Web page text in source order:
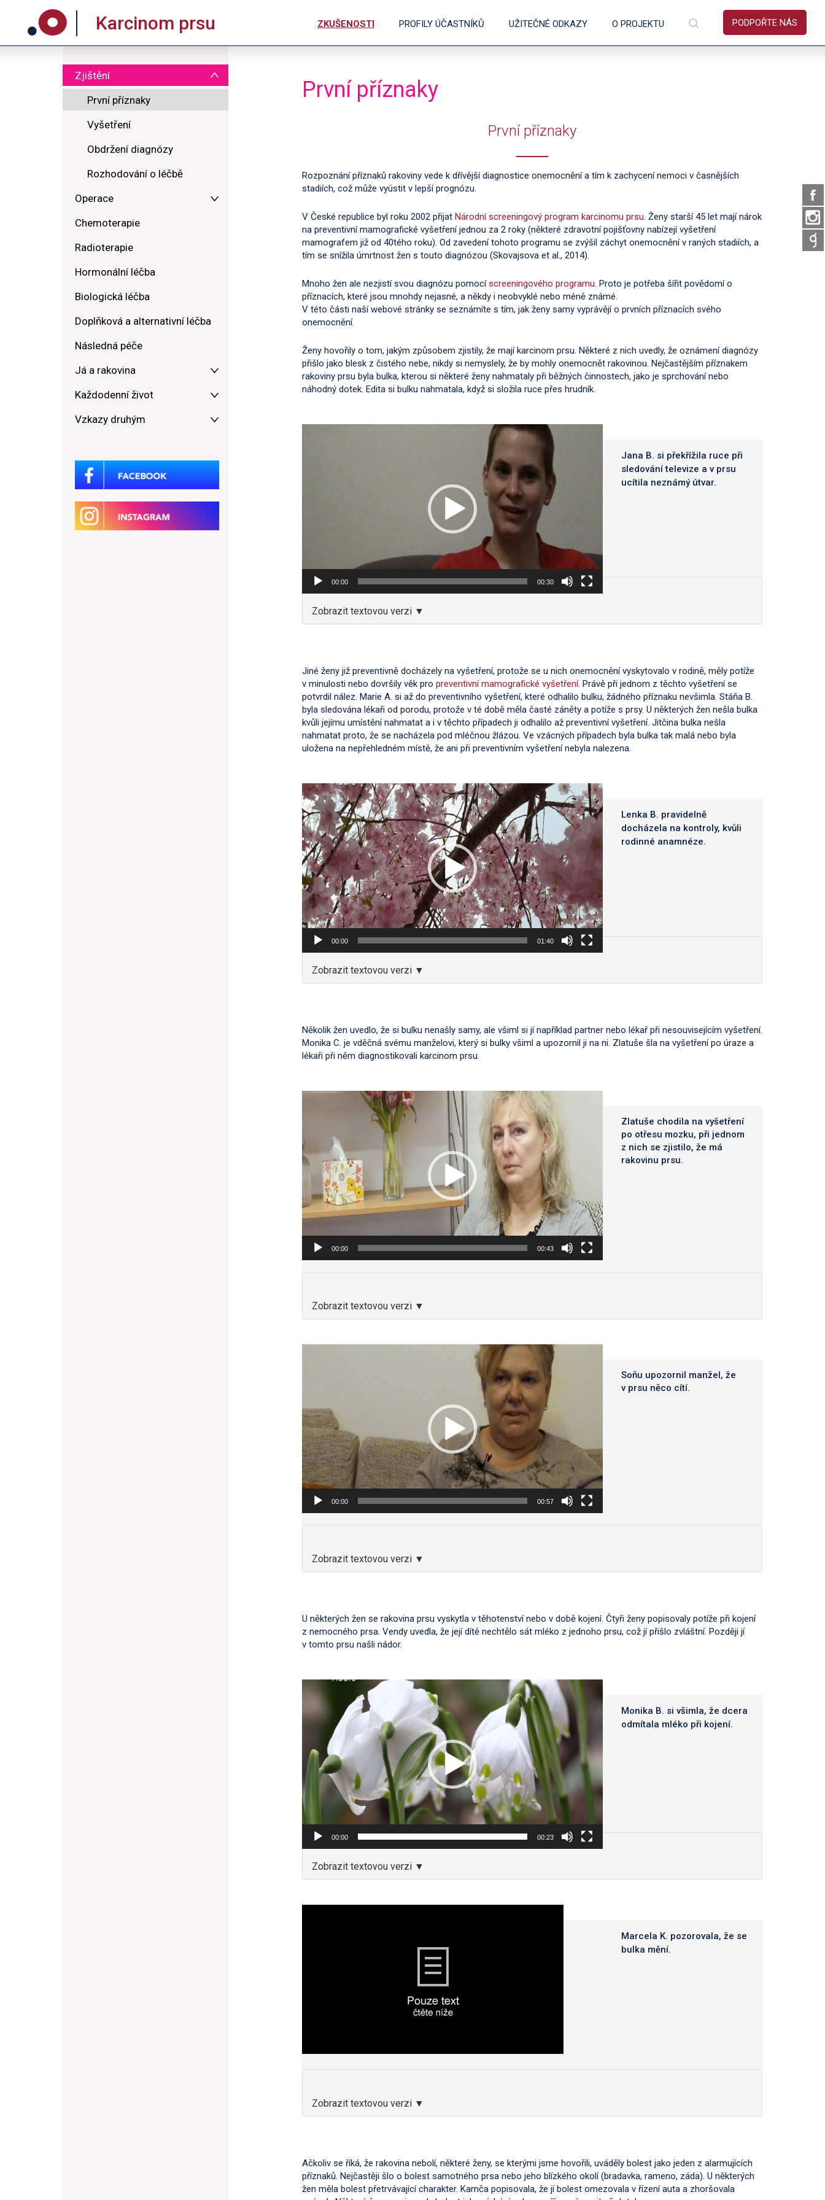
Karcinom prsu PODPOŘTE NÁS
ZKUŠENOSTI PROFILY ÚČASTNÍKŮ UŽITEČNÉ ODKAZY O PROJEKTU
Zjištění
První příznaky
Vyšetření
Obdržení diagnózy
Rozhodování o léčbě
Operace
Chemoterapie
Radioterapie
Hormonální léčba
Biologická léčba
Doplňková a alternativní léčba
Následná péče
Já a rakovina
Každodenní život
Vzkazy druhým
První příznaky
První příznaky
Rozpoznání příznaků rakoviny vede k dřívější diagnostice onemocnění a tím k zachycení nemoci v časnějších
stadiích, což může vyústit v lepší prognózu.
V České republice byl roku 2002 přijat Národní screeningový program karcinomu prsu. Ženy starší 45 let mají nárok
na preventivní mamografické vyšetření jednou za 2 roky (některé zdravotní pojišťovny nabízejí vyšetření
mamografem již od 40tého roku). Od zavedení tohoto programu se zvýšil záchyt onemocnění v raných stadiích, a
tím se snížila úmrtnost žen s touto diagnózou (Skovajsova et al., 2014).
Mnoho žen ale nezjistí svou diagnózu pomocíscreeningového programu. Proto je potřeba šířit povědomí o
příznacích, které jsou mnohdy nejasné, a někdy i neobvyklé nebo méně známé.
V této části naší webové stránky se seznámíte s tím, jak ženy samy vyprávějí o prvních příznacích svého
onemocnění.
Ženy hovořily o tom, jakým způsobem zjistily, že mají karcinom prsu. Některé z nich uvedly, že oznámení diagnózy
přišlo jako blesk z čistého nebe, nikdy si nemyslely, že by mohly onemocnět rakovinou. Nejčastějším příznakem
rakoviny prsu byla bulka, kterou si některé ženy nahmataly při běžných činnostech, jako je sprchování nebo
náhodný dotek. Edita si bulku nahmatala, když si složila ruce přes hrudník.
00:00 00:30
Jana B. si překřížila ruce při
sledování televize a v prsu
ucítila neznámý útvar.
Zobrazit textovou verzi ▼
Jiné ženy již preventivně docházely na vyšetření, protože se u nich onemocnění vyskytovalo v rodině, měly potíže
v minulosti nebo dovršily věk pro preventivní mamografické vyšetření. Právě při jednom z těchto vyšetření se
potvrdil nález. Marie A. si až do preventivního vyšetření, které odhalilo bulku, žádného příznaku nevšimla. Stáňa B.
byla sledována lékaři od porodu, protože v té době měla časté záněty a potíže s prsy. U některých žen nešla bulka
kvůli jejímu umístění nahmatat a i v těchto případech ji odhalilo až preventivní vyšetření. Jitčina bulka nešla
nahmatat proto, že se nacházela pod mléčnou žlázou. Ve vzácných případech byla bulka tak malá nebo byla
uložena na nepřehledném místě, že ani při preventivním vyšetření nebyla nalezena.
Video
přehrávač
00:00 01:40
Lenka B. pravidelně
docházela na kontroly, kvůli
rodinné anamnéze.
Zobrazit textovou verzi ▼
Několik žen uvedlo, že si bulku nenašly samy, ale všiml si jí například partner nebo lékař při nesouvisejícím vyšetření.
Monika C. je vděčná svému manželovi, který si bulky všiml a upozornil ji na ni. Zlatuše šla na vyšetření po úraze a
lékaři při něm diagnostikovali karcinom prsu.
Video
00:00 00:43
Zlatuše chodila na vyšetření
po otřesu mozku, při jednom
z nich se zjistilo, že má
rakovinu prsu.
Zobrazit textovou verzi ▼
00:00 00:57
Soňu upozornil manžel, že
v prsu něco cítí.
Zobrazit textovou verzi ▼
U některých žen se rakovina prsu vyskytla v těhotenství nebo v době kojení. Čtyři ženy popisovaly potíže při kojení
z nemocného prsa. Vendy uvedla, že její dítě nechtělo sát mléko z jednoho prsu, což jí přišlo zvláštní. Později jí
v tomto prsu našli nádor.
Video
00:00 00:23
Monika B. si všimla, že dcera
odmítala mléko při kojení.
Zobrazit textovou verzi ▼
Marcela K. pozorovala, že se
bulka mění.
Zobrazit textovou verzi ▼
Ačkoliv se říká, že rakovina nebolí, některé ženy, se kterými jsme hovořili, uváděly bolest jako jeden z alarmujících
příznaků. Nejčastěji šlo o bolest samotného prsa nebo jeho blízkého okolí (bradavka, rameno, záda). U některých
žen měla bolest přetrvávající charakter. Kamča popisovala, že jí bolest omezovala v řízení auta a zhoršovala